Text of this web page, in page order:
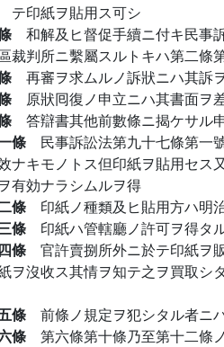
テ印紙ヲ貼用ス可シ
和解及ヒ督促手續ニ付キ民事
裁判所ニ繫屬スルトキハ第二條
再審ヲ求ムルノ訴狀ニハ其訴
原狀囘復ノ申立ニハ其書面ヲ
答辯書其他前數條ニ揭ケサル
條 民事訴訟法第九十七條第一
ナキモノトス但印紙ヲ貼用セス
有効ナラシムルヲ得
條 印紙ノ種類及ヒ貼用方ハ明
條 印紙ハ管轄廳ノ許可ヲ得タ
條 官許賣捌所外ニ於テ印紙ヲ
ヲ沒收ス其情ヲ知テ之ヲ買取シ
條 前條ノ規定ヲ犯シタル者ニ
條 第六條第十條乃至第十二條